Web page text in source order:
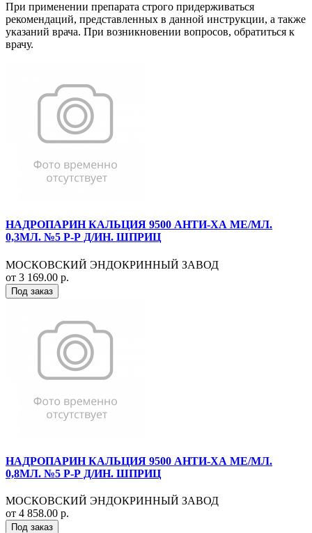
При применении препарата строго придерживаться
рекомендаций, представленных в данной инструкции, а также
указаний врача. При возникновении вопросов, обратиться к
врачу.
НАДРОПАРИН КАЛЬЦИЯ 9500 АНТИ-ХА МЕ/МЛ.
0,3МЛ. №5 Р-Р Д/ИН. ШПРИЦ
МОСКОВСКИЙ ЭНДОКРИННЫЙ ЗАВОД
от 3 169.00 р.
Под заказ
НАДРОПАРИН КАЛЬЦИЯ 9500 АНТИ-ХА МЕ/МЛ.
0,8МЛ. №5 Р-Р Д/ИН. ШПРИЦ
МОСКОВСКИЙ ЭНДОКРИННЫЙ ЗАВОД
от 4 858.00 р.
Под заказ